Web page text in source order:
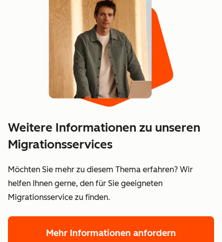
Weitere Informationen zu unseren
Migrationsservices
Möchten Sie mehr zu diesem Thema erfahren? Wir
helfen Ihnen gerne, den für Sie geeigneten
Migrationsservice zu finden.
Mehr Informationen anfordern